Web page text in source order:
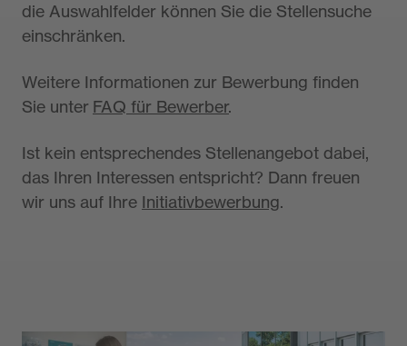
die Auswahlfelder können Sie die Stellensuche
einschränken.
Weitere Informationen zur Bewerbung finden
Sie unter FAQ für Bewerber.
Ist kein entsprechendes Stellenangebot dabei,
das Ihren Interessen entspricht? Dann freuen
wir uns auf Ihre Initiativbewerbung.